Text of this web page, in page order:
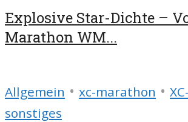
Explosive Star-Dichte –
Marathon WM...
Allgemein • xc-marathon •
sonstiges